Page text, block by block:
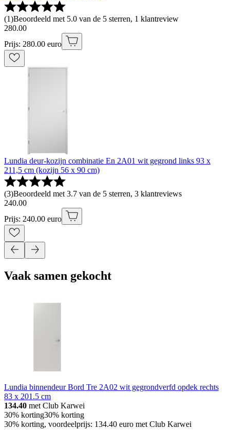
(1)Beoordeeld met 5.0 van de 5 sterren, 1 klantreview
280.00
Prijs: 280.00 euro
Lundia deur-kozijn combinatie En 2A01 wit gegrond links 93 x
211,5 cm (kozijn 56 x 90 cm)
(3)Beoordeeld met 3.7 van de 5 sterren, 3 klantreviews
240.00
Prijs: 240.00 euro
Vaak samen gekocht
Lundia binnendeur Bord Tre 2A02 wit gegrondverfd opdek rechts
83 x 201.5 cm
134.40 met Club Karwei
30% korting30% korting
30% korting, voordeelprijs: 134.40 euro met Club Karwei